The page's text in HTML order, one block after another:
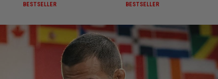
BESTSELLER BESTSELLER